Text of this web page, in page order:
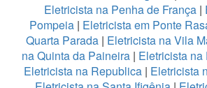
Eletricista na Penha de França |
Pompeia | Eletricista em Ponte
Quarta Parada| Eletricista na Vila
na Quinta da Paineira| Eletricista na
Eletricista na Republica| Eletricista